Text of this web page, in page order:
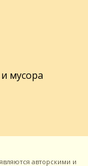
мусора
авторскими и